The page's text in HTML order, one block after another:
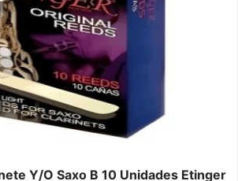
Y/o Saxo B 10 Unidades Etinger